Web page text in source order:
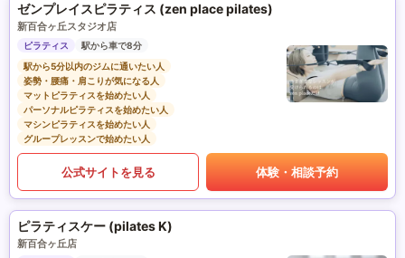
ゼンプレイスピラティス (zen place pilates)
新百合ヶ丘スタジオ店
ピラティス
駅から車で8分
駅から5分以内のジムに通いたい人
姿勢・腰痛・肩こりが気になる人
マットピラティスを始めたい人
パーソナルピラティスを始めたい人
マシンピラティスを始めたい人
グループレッスンで始めたい人
公式サイトを見る 体験・相談予約
ピラティスケー (pilates K)
新百合ヶ丘店